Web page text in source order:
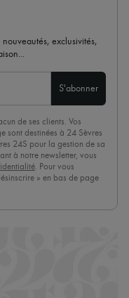
exclusivités,
S'abonner
de ses clients. Vos
sont destinées à 24 Sèvres
24S pour la gestion de sa
à notre newsletter, vous
. Pour vous
» en bas de page